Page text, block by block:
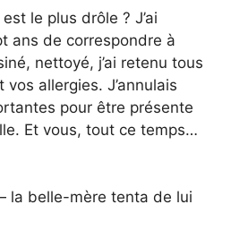
le plus drôle ? J’ai
ans de correspondre à
nettoyé, j’ai retenu tous
allergies. J’annulais
pour être présente
Et vous, tout ce temps…
la belle-mère tenta de lui